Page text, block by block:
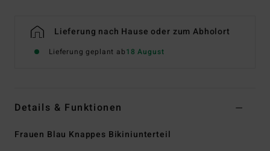
Lieferung nach Hause oder zum Abholort
Lieferung geplant ab18 August
Details & Funktionen
Frauen Blau Knappes Bikiniunterteil